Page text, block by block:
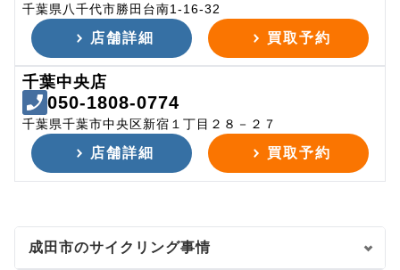
千葉県八千代市勝田台南1-16-32
店舗詳細 買取予約
千葉中央店
050-1808-0774
千葉県千葉市中央区新宿１丁目２８－２７
店舗詳細 買取予約
成田市のサイクリング事情